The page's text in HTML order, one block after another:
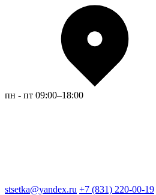
пн - пт 09:00–18:00
stsetka@yandex.ru +7 (831) 220-00-19